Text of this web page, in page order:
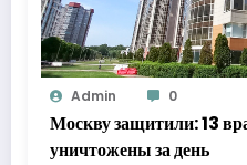
Admin 0
Москву защитили: 13
уничтожены за день